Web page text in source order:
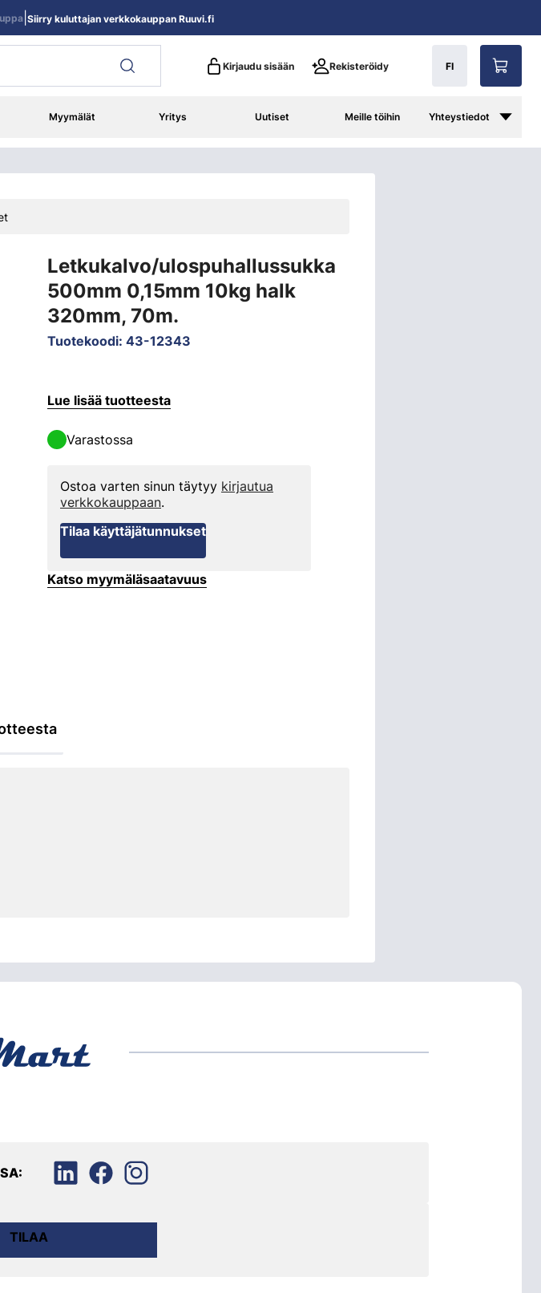
Kirjaudu sisään Rekisteröidy FI
Myymälät Yritys Uutiset Meille töihin Yhteystiedot
| Siirry kuluttajan verkkokauppan Ruuvi.fi
Letkukalvo/ulospuhallussukka
500mm 0,15mm 10kg halk
320mm, 70m.
Tuotekoodi: 43-12343
Lue lisää tuotteesta
Varastossa
Ostoa varten sinun täytyy kirjautua
verkkokauppaan.
Tilaa käyttäjätunnukset
Katso myymäläsaatavuus
TILAA